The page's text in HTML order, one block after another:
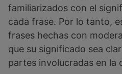
familiarizados con el
cada frase. Por lo tanto,
frases hechas con
que su significado sea
partes involucradas en la